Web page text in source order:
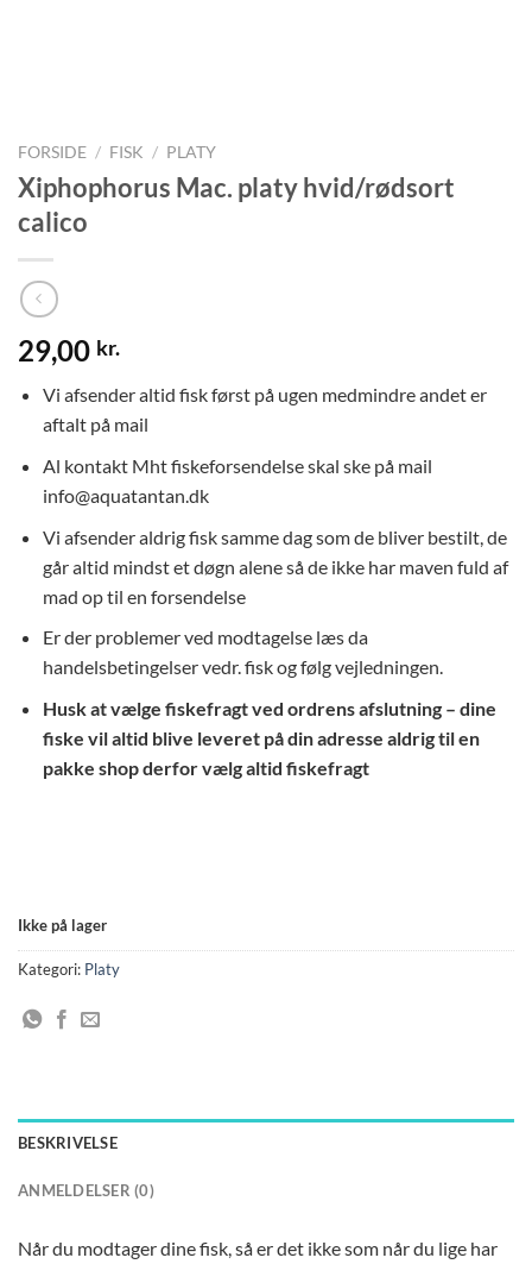
FORSIDE / FISK / PLATY
Xiphophorus Mac. platy hvid/rødsort
calico
29,00 kr.
Vi afsender altid fisk først på ugen medmindre andet er
aftalt på mail
Al kontakt Mht fiskeforsendelse skal ske på mail
info@aquatantan.dk
Vi afsender aldrig fisk samme dag som de bliver bestilt, de
går altid mindst et døgn alene så de ikke har maven fuld af
mad op til en forsendelse
Er der problemer ved modtagelse læs da
handelsbetingelser vedr. fisk og følg vejledningen.
Husk at vælge fiskefragt ved ordrens afslutning – dine
fiske vil altid blive leveret på din adresse aldrig til en
pakke shop derfor vælg altid fiskefragt
Ikke på lager
Kategori: Platy
BESKRIVELSE
ANMELDELSER (0)
Når du modtager dine fisk, så er det ikke som når du lige har